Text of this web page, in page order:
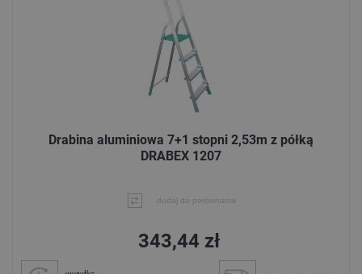
Drabina aluminiowa 7+1 stopni 2,53m z półką
DRABEX 1207
dodaj do porównania
343,44 zł